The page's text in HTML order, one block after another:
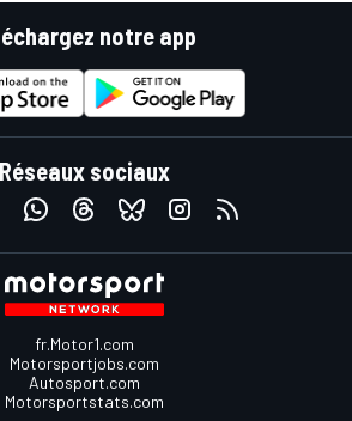
notre app
Réseaux sociaux
fr.Motor1.com
Motorsportjobs.com
Autosport.com
Motorsportstats.com